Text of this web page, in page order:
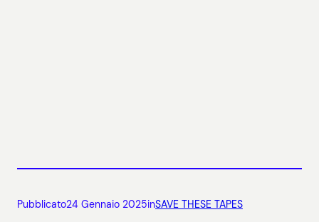
Pubblicato24 Gennaio 2025inSAVE THESE TAPES